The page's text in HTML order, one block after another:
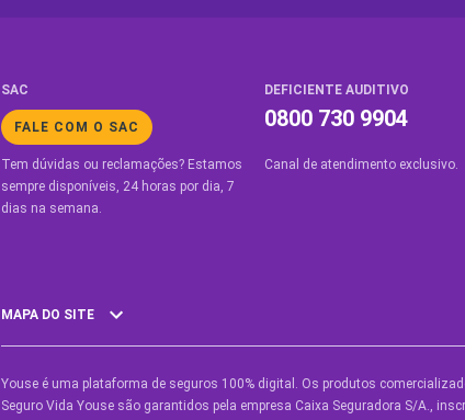
SAC
FALE COM O SAC
Tem dúvidas ou reclamações? Estamos
sempre disponíveis, 24 horas por dia, 7
dias na semana.
DEFICIENTE AUDITIVO
0800 730 9904
Canal de atendimento exclusivo.
MAPA DO SITE
SEGUROS OUTROS SERVIÇOS
Youse é uma plataforma de seguros 100% digital. Os produtos
Seguro Vida Youse são garantidos pela empresa Caixa Seguradora S/A.,